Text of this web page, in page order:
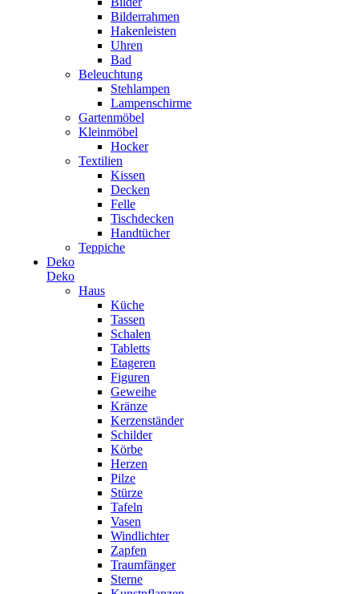
Bilderrahmen
Hakenleisten
Uhren
Bad
Beleuchtung
Stehlampen
Lampenschirme
Gartenmöbel
Kleinmöbel
Hocker
Textilien
Kissen
Decken
Felle
Tischdecken
Handtücher
Teppiche
Deko
Deko
Haus
Küche
Tassen
Schalen
Tabletts
Etageren
Figuren
Geweihe
Kränze
Kerzenständer
Schilder
Körbe
Herzen
Pilze
Stürze
Tafeln
Vasen
Windlichter
Zapfen
Traumfänger
Sterne